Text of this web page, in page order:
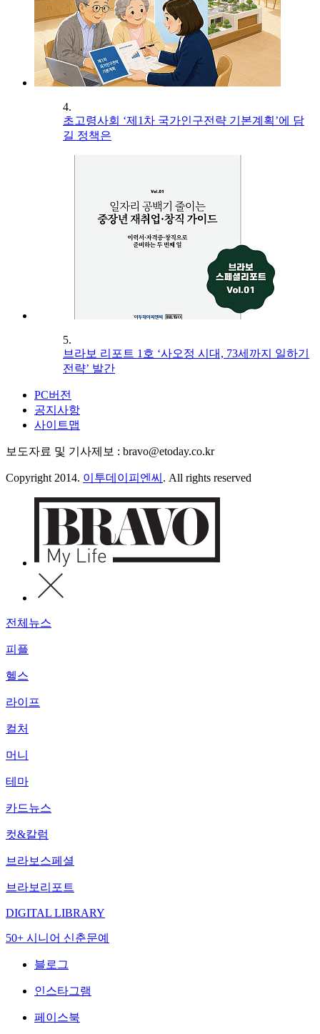
4.
초고령사회 ‘제1차 국가인구전략 기본계획’에 담
길 정책은
5.
브라보 리포트 1호 ‘사오정 시대, 73세까지 일하기
전략’ 발간
PC버전
공지사항
사이트맵
보도자료 및 기사제보 : bravo@etoday.co.kr
Copyright 2014. 이투데이피엔씨 . All rights reserved
전체뉴스
피플
헬스
라이프
컬처
머니
테마
카드뉴스
컷&칼럼
브라보스페셜
브라보리포트
DIGITAL LIBRARY
50+ 시니어 신춘문예
블로그
인스타그램
페이스북